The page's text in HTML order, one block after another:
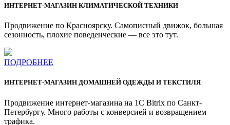
ИНТЕРНЕТ-МАГАЗИН КЛИМАТИЧЕСКОЙ ТЕХНИКИ
Продвижение по Красноярску. Самописный движок, большая
сезонность, плохие поведенческие — все это тут.
ПОДРОБНЕЕ
ИНТЕРНЕТ-МАГАЗИН ДОМАШНЕЙ ОДЕЖДЫ И ТЕКСТИЛЯ
Продвижение интернет-магазина на 1C Bitrix по Санкт-
Петербургу. Много работы с конверсией и возвращением
трафика.